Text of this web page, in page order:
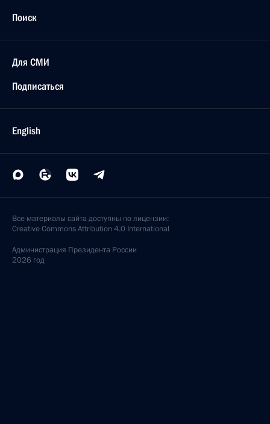
Поиск
Для СМИ
Подписаться
English
Все материалы сайта доступны по лицензии:
Creative Commons Attribution 4.0 International
Администрация Президента России
2026 год